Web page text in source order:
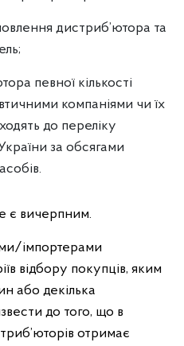
дистриб’ютора та
певної кількості
компаніями чи їх
до переліку
за обсягами
є вичерпним.
імпортерами
відбору покупців, яким
або декілька
до того, що в
отримає